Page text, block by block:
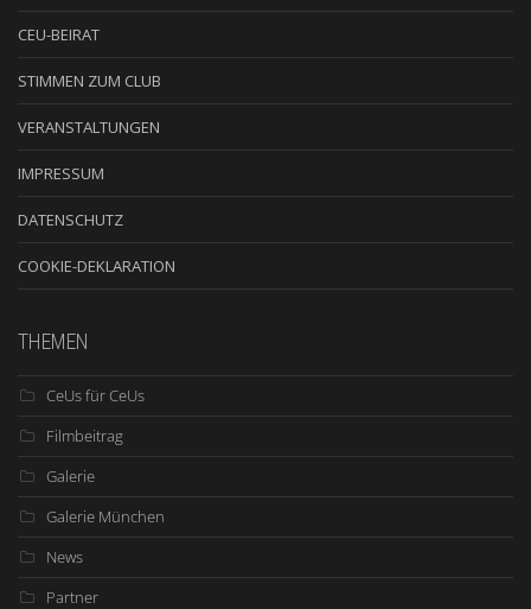
CEU-BEIRAT
STIMMEN ZUM CLUB
VERANSTALTUNGEN
IMPRESSUM
DATENSCHUTZ
COOKIE-DEKLARATION
THEMEN
CeUs für CeUs
Filmbeitrag
Galerie
Galerie München
News
Partner